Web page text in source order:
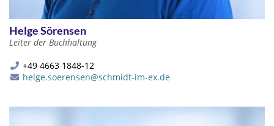
Helge Sörensen
Leiter der Buchhaltung
+49 4663 1848-12
helge.soerensen@schmidt-im-ex.de